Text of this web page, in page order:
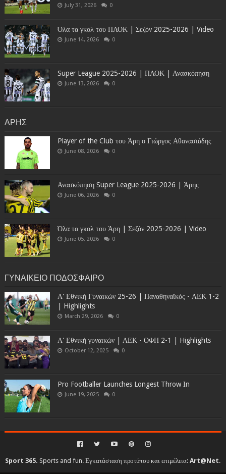
July 31, 2026 0
Όλα τα γκολ του ΠΑΟΚ | Σεζόν 2025-2026 | Video
June 14, 2026 0
Super League 2025-2026 | ΠΑΟΚ | Ανασκόπηση
June 13, 2026 0
ΑΡΗΣ
Player of the Club του Άρη ο Γιώργος Αθανασιάδης
June 08, 2026 0
Ανασκόπηση Super League 2025-2026 | Άρης
June 06, 2026 0
Όλα τα γκολ του Άρη | Σεζόν 2025-2026 | Video
June 05, 2026 0
ΓΥΝΑΙΚΕΙΟ ΠΟΔΟΣΦΑΙΡΟ
Α' Εθνική Γυναικών 25-26 | Παναθηναϊκός - ΑΕΚ 1-2
| Highlights
March 29, 2026 0
Α' Εθνική γυναικών | ΑΕΚ - ΟΦΗ 2-1 | Highlights
October 12, 2025 0
Pro Footballer Launches Longest Throw In
June 19, 2025 0
Sport 365. Sports and fun. Εγκατάσταση προτύπου και επιμέλεια:Art@Net.